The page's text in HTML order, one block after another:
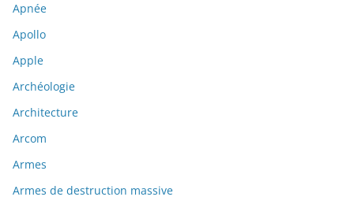
Apnée
Apollo
Apple
Archéologie
Architecture
Arcom
Armes
Armes de destruction massive